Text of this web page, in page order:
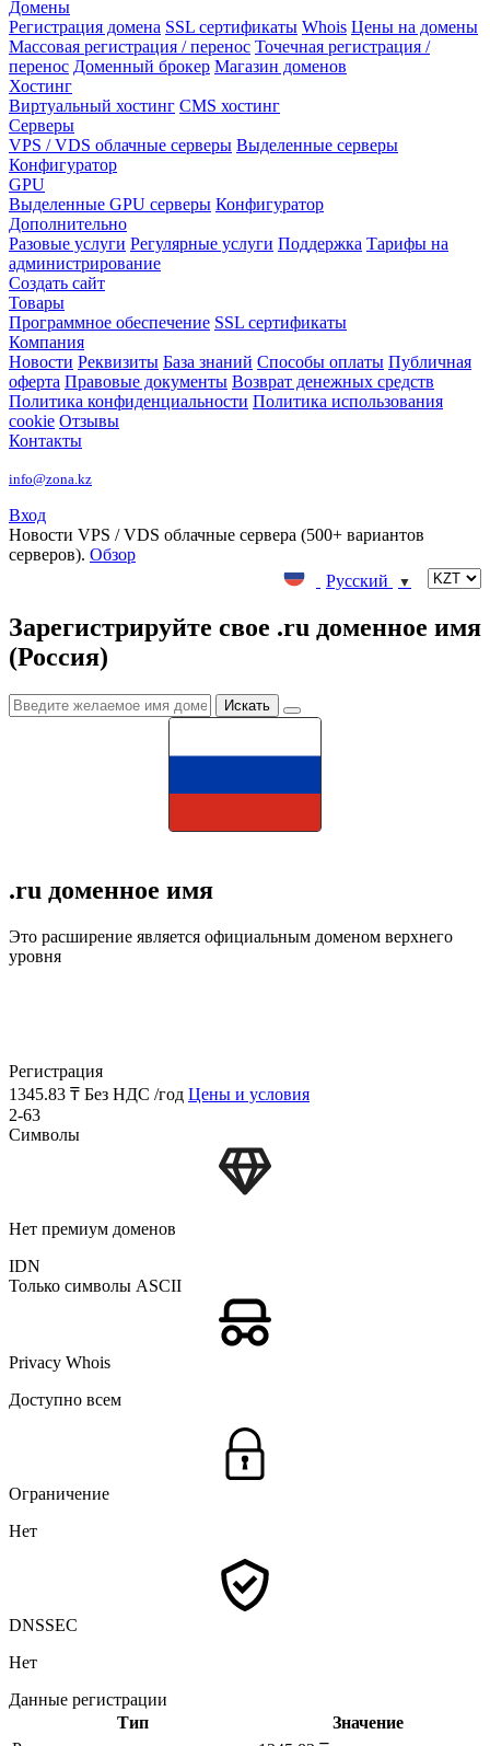
Домены
Регистрация домена SSL сертификаты Whois Цены на домены
Массовая регистрация / перенос Точечная регистрация /
перенос Доменный брокер Магазин доменов
Хостинг
Виртуальный хостинг CMS хостинг
Серверы
VPS / VDS облачные серверы Выделенные серверы
Конфигуратор
GPU
Выделенные GPU серверы Конфигуратор
Дополнительно
Разовые услуги Регулярные услуги Поддержка Тарифы на
администрирование
Создать сайт
Товары
Программное обеспечение SSL сертификаты
Компания
Новости Реквизиты База знаний Способы оплаты Публичная
оферта Правовые документы Возврат денежных средств
Политика конфиденциальности Политика использования
cookie Отзывы
Контакты
info@zona.kz
Вход
Новости VPS / VDS облачные сервера (500+ вариантов
серверов). Обзор
Русский
▼
Зарегистрируйте свое .ru доменное имя
(Россия)
.ru доменное имя
Это расширение является официальным доменом верхнего
уровня
Регистрация
1345.83 ₸ Без НДС /год Цены и условия
2-63
Символы
Нет премиум доменов
IDN
Только символы ASCII
Privacy Whois
Доступно всем
Ограничение
Нет
DNSSEC
Нет
Данные регистрации
Тип
Значение